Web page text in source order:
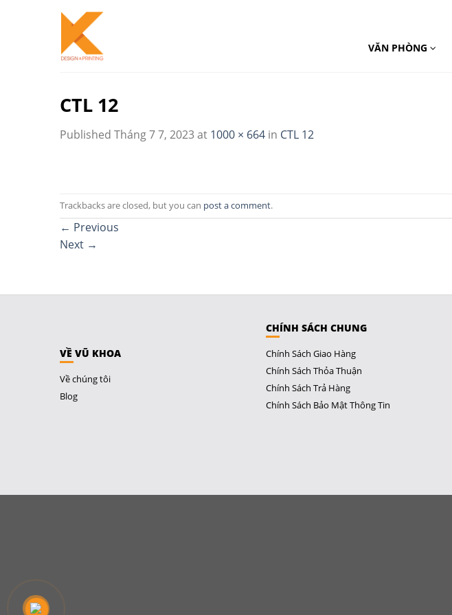
VĂN PHÒNG
CTL 12
Published Tháng 7 7, 2023at 1000 × 664 in CTL 12
Trackbacks are closed, but you can post a comment.
← Previous
Next →
VỀ VŨ KHOA
Về chúng tôi
Blog
CHÍNH SÁCH CHUNG
Chính Sách Giao Hàng
Chính Sách Thỏa Thuận
Chính Sách Trả Hàng
Chính Sách Bảo Mật Thông Tin